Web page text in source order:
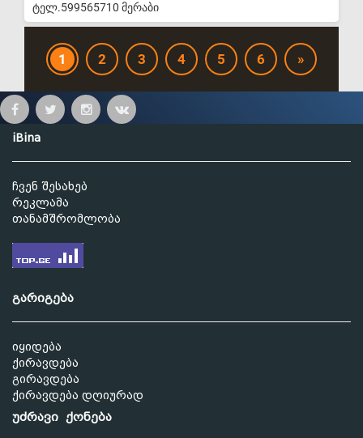
ტელ.599565710 მერაბი
1 2 3 4 5 6 »
iBina
ჩვენ შესახებ
რეკლამა
თანამშრომლობა
გარიგება
იყიდება
ქირავდება
გირავდება
ქირავდება დღიურად
უძრავი ქონება